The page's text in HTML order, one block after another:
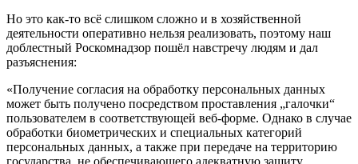
Но это как-то всё слишком сложно и в хозяйственной
деятельности оперативно нельзя реализовать, поэтому наш
доблестный Роскомнадзор пошёл навстречу людям и дал
разъяснения:
«Получение согласия на обработку персональных данных
может быть получено посредством проставления „галочки“
пользователем в соответствующей веб-форме. Однако в случае
обработки биометрических и специальных категорий
персональных данных, а также при передаче на территорию